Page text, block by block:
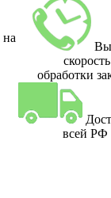
на
скорость
обработки
всей РФ